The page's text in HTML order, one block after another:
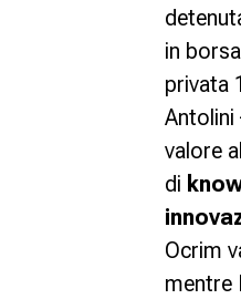
in
privata
Antolini
valore
di
Ocrim
mentre